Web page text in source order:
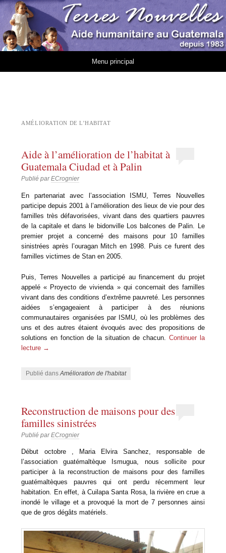
Association Terres
Nouvelles
AIDE HUMANITAIRE AU GUATEMALA DEPUIS 1983
Menu principal
AMÉLIORATION DE L’HABITAT
Aide à l’amélioration de l’habitat à
Guatemala Ciudad et à Palin
Publié parECrognier
En partenariat avec l’association ISMU, Terres Nouvelles
participe depuis 2001 à l’amélioration des lieux de vie pour des
familles très défavorisées, vivant dans des quartiers pauvres
de la capitale et dans le bidonville Los balcones de Palin. Le
premier projet a concerné des maisons pour 10 familles
sinistrées après l’ouragan Mitch en 1998. Puis ce furent des
familles victimes de Stan en 2005.
Puis, Terres Nouvelles a participé au financement du projet
appelé « Proyecto de vivienda » qui concernait des familles
vivant dans des conditions d’extrême pauvreté. Les personnes
aidées s’engageaient à participer à des réunions
communautaires organisées par ISMU, où les problèmes des
uns et des autres étaient évoqués avec des propositions de
solutions en fonction de la situation de chacun. Continuer la
lecture →
Publié dansAmélioration de l'habitat
Reconstruction de maisons pour des
familles sinistrées
Publié parECrognier
Début octobre , Maria Elvira Sanchez, responsable de
l’association guatémaltèque Ismugua, nous sollicite pour
participer à la reconstruction de maisons pour des familles
guatémaltèques pauvres qui ont perdu récemment leur
habitation. En effet, à Cuilapa Santa Rosa, la rivière en crue a
inondé le village et a provoqué la mort de 7 personnes ainsi
que de gros dégâts matériels.